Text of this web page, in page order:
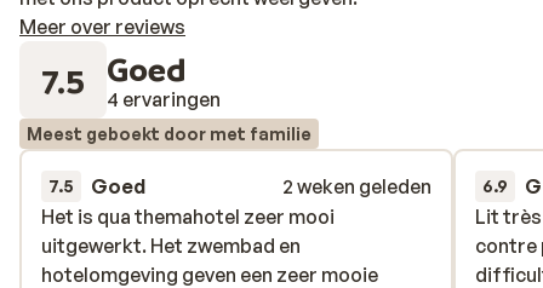
Meer over reviews
7.5 Goed
4 ervaringen
Meest geboekt door met familie
7.5 Goed
2 weken geleden
Het is qua themahotel zeer mooi
uitgewerkt. Het zwembad en
hotelomgeving geven een zeer mooie
Het is qua themahotel zeer mooi
uitgewerkt. Het zwembad en
hotelomgeving geven een zeer mooie
6.9
Lit très
contre
Lit très
contre